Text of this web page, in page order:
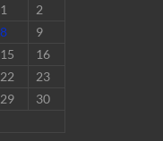
1
2
8
9
15
16
22
23
29
30